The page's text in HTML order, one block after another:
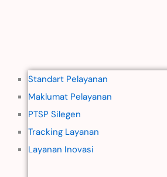
Standart Pelayanan
Maklumat Pelayanan
PTSP Silegen
Tracking Layanan
Layanan Inovasi